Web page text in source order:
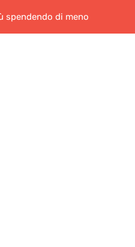
spendendo di meno